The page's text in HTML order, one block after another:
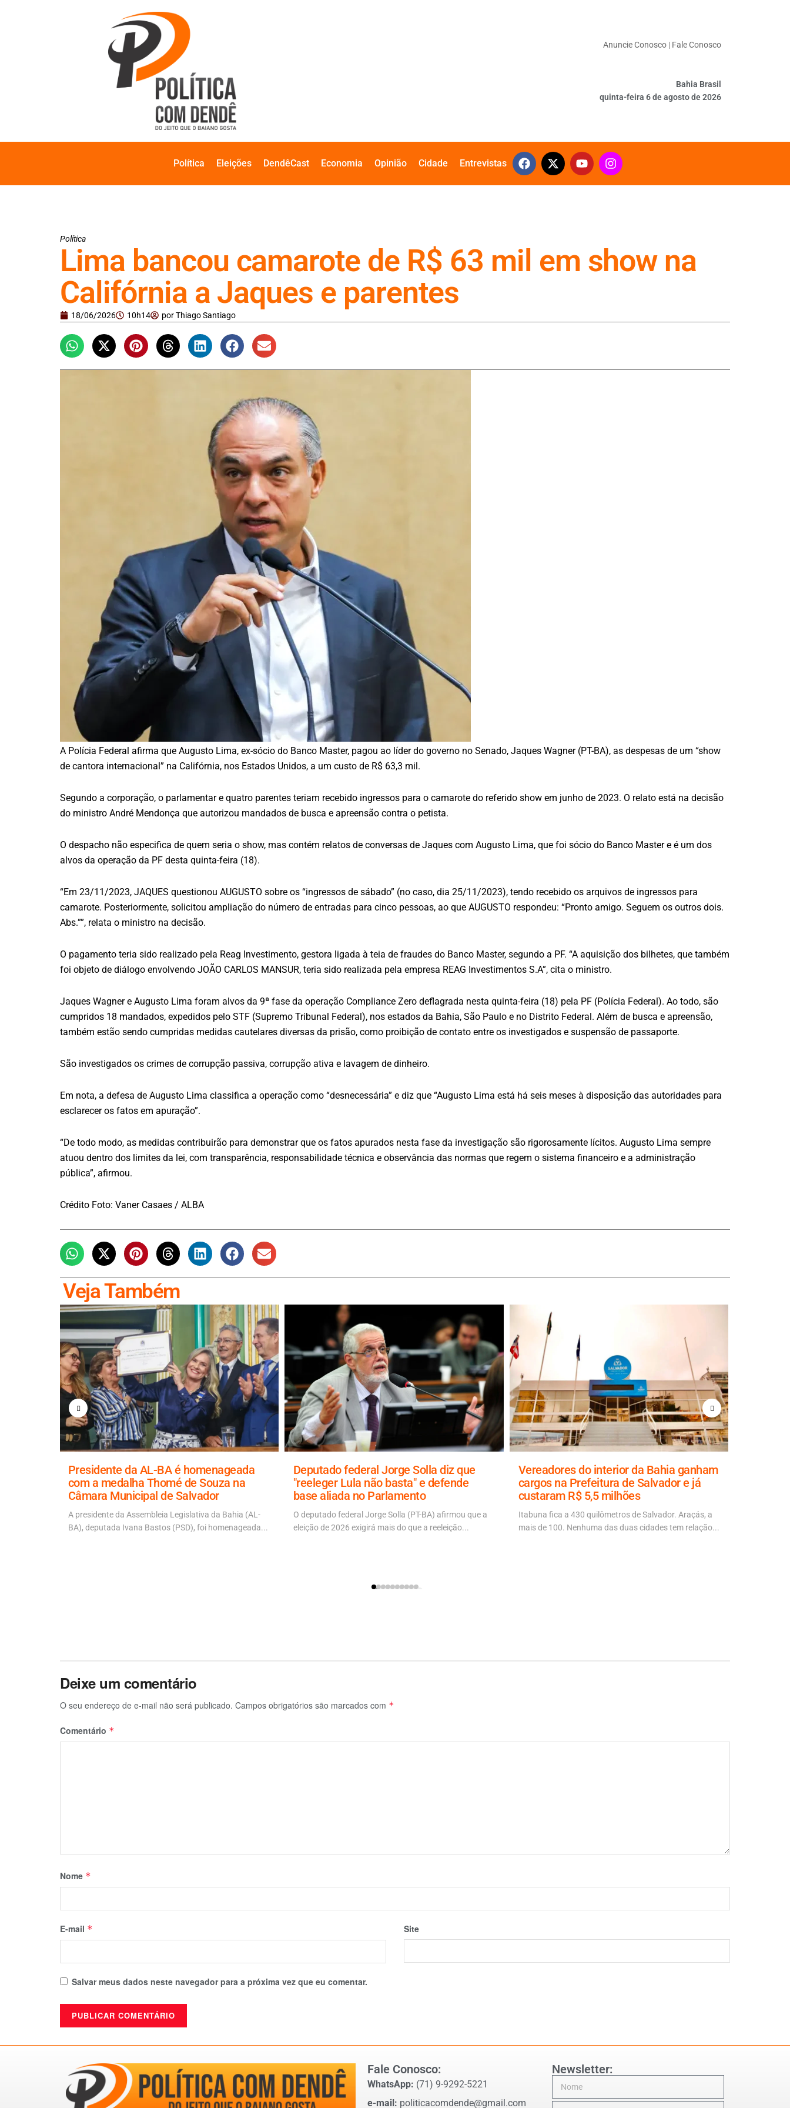
Anuncie Conosco | Fale Conosco
Bahia Brasil
quinta-feira 6 de agosto de 2026
Política Eleições DendêCast Economia Opinião Cidade Entrevistas
Política
Lima bancou camarote de R$ 63 mil em show na
Califórnia a Jaques e parentes
18/06/2026 10h14 porThiago Santiago
A Polícia Federal afirma que Augusto Lima, ex-sócio do Banco Master, pagou ao líder do governo no Senado, Jaques Wagner (PT-BA), as despesas de um “show
de cantora internacional” na Califórnia, nos Estados Unidos, a um custo de R$ 63,3 mil.
Segundo a corporação, o parlamentar e quatro parentes teriam recebido ingressos para o camarote do referido show em junho de 2023. O relato está na decisão
do ministro André Mendonça que autorizou mandados de busca e apreensão contra o petista.
O despacho não especifica de quem seria o show, mas contém relatos de conversas de Jaques com Augusto Lima, que foi sócio do Banco Master e é um dos
alvos da operação da PF desta quinta-feira (18).
“Em 23/11/2023, JAQUES questionou AUGUSTO sobre os “ingressos de sábado” (no caso, dia 25/11/2023), tendo recebido os arquivos de ingressos para
camarote. Posteriormente, solicitou ampliação do número de entradas para cinco pessoas, ao que AUGUSTO respondeu: “Pronto amigo. Seguem os outros dois.
Abs.””, relata o ministro na decisão.
O pagamento teria sido realizado pela Reag Investimento, gestora ligada à teia de fraudes do Banco Master, segundo a PF. “A aquisição dos bilhetes, que também
foi objeto de diálogo envolvendo JOÃO CARLOS MANSUR, teria sido realizada pela empresa REAG Investimentos S.A”, cita o ministro.
Jaques Wagner e Augusto Lima foram alvos da 9ª fase da operação Compliance Zero deflagrada nesta quinta-feira (18) pela PF (Polícia Federal). Ao todo, são
cumpridos 18 mandados, expedidos pelo STF (Supremo Tribunal Federal), nos estados da Bahia, São Paulo e no Distrito Federal. Além de busca e apreensão,
também estão sendo cumpridas medidas cautelares diversas da prisão, como proibição de contato entre os investigados e suspensão de passaporte.
São investigados os crimes de corrupção passiva, corrupção ativa e lavagem de dinheiro.
Em nota, a defesa de Augusto Lima classifica a operação como “desnecessária” e diz que “Augusto Lima está há seis meses à disposição das autoridades para
esclarecer os fatos em apuração”.
“De todo modo, as medidas contribuirão para demonstrar que os fatos apurados nesta fase da investigação são rigorosamente lícitos. Augusto Lima sempre
atuou dentro dos limites da lei, com transparência, responsabilidade técnica e observância das normas que regem o sistema financeiro e a administração
pública”, afirmou.
Crédito Foto: Vaner Casaes / ALBA
Veja Também
Presidente da AL-BA é homenageada
com a medalha Thomé de Souza na
Câmara Municipal de Salvador
A presidente da Assembleia Legislativa da Bahia (AL-
BA), deputada Ivana Bastos (PSD), foi homenageada...
Deputado federal Jorge Solla diz que
"reeleger Lula não basta" e defende
base aliada no Parlamento
O deputado federal Jorge Solla (PT-BA) afirmou que a
eleição de 2026 exigirá mais do que a reeleição...
Vereadores do interior da Bahia ganham
cargos na Prefeitura de Salvador e já
custaram R$ 5,5 milhões
Itabuna fica a 430 quilômetros de Salvador. Araçás, a
mais de 100. Nenhuma das duas cidades tem relação...
Deixe um comentário
O seu endereço de e-mail não será publicado. Campos obrigatórios são marcados com *
Comentário *
Nome *
E-mail * Site
Salvar meus dados neste navegador para a próxima vez que eu comentar.
Fale Conosco:
WhatsApp: (71) 9-9292-5221
e-mail: politicacomdende@gmail.com
Newsletter: